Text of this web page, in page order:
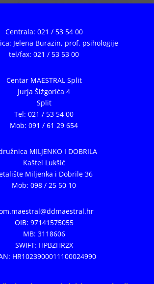
Centrala: 021 / 53 54 00
Jelena Burazin, prof. psihologije
tel/fax: 021 / 53 53 00
Centar MAESTRAL Split
Jurja Šižgorića 4
Split
Tel: 021 / 53 54 00
Mob: 091 / 61 29 654
MILJENKO I DOBRILA
Kaštel Lukšić
Miljenka i Dobrile 36
Mob: 098 / 25 50 10
OIB: 97141575055
MB: 3118606
SWIFT: HPBZHR2X
HR1023900011100024990